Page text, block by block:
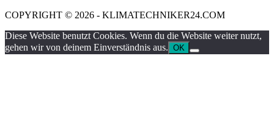
COPYRIGHT © 2026 - KLIMATECHNIKER24.COM
Diese Website benutzt Cookies. Wenn du die Website weiter nutzt,
gehen wir von deinem Einverständnis aus. OK